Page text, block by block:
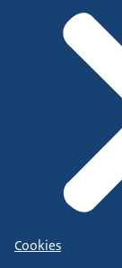
Cookies